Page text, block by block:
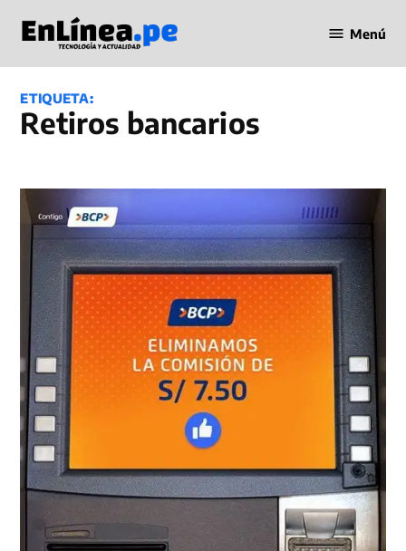
contenido
en Línea
Menú
ETIQUETA:
retiros bancarios